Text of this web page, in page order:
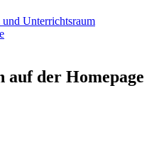
und Unterrichtsraum
der Homepage